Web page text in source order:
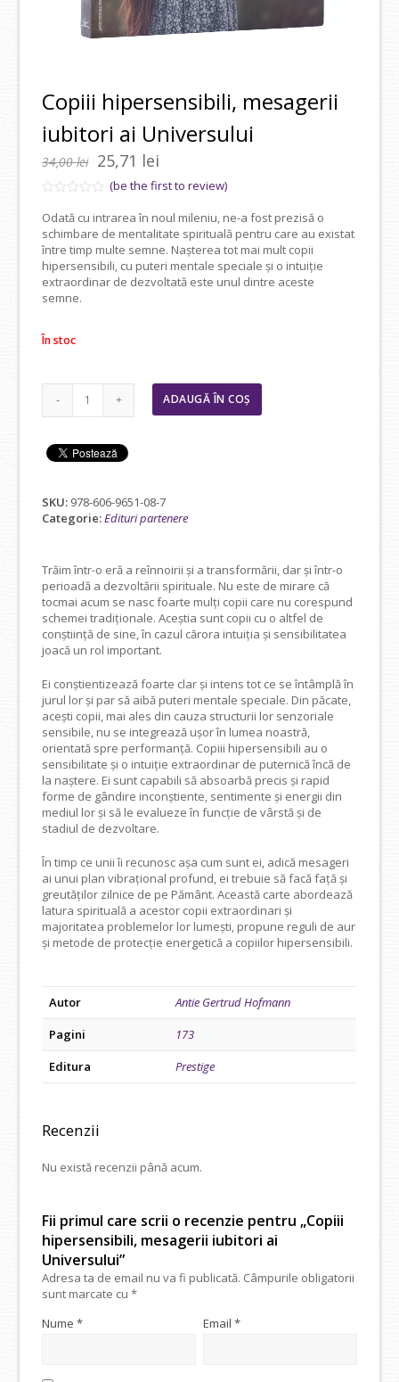
Copiii hipersensibili, mesagerii
iubitori ai Universului
34,00lei Prețul
inițial
fost:
34,00 lei.
25,71 lei
curent
25,71 lei.
la
0
din
5
(be the first to review)
Odată cu intrarea în noul mileniu, ne-a fost prezisă o
schimbare de mentalitate spirituală pentru care au existat
între timp multe semne. Nașterea tot mai mult copii
hipersensibili, cu puteri mentale speciale și o intuiție
extraordinar de dezvoltată este unul dintre aceste
semne.
În stoc
Copiii
iubitori
ADAUGĂ ÎN COȘ
SKU: 978-606-9651-08-7
Categorie:Edituri partenere
Trăim într-o eră a reînnoirii și a transformării, dar și într-o
perioadă a dezvoltării spirituale. Nu este de mirare că
tocmai acum se nasc foarte mulți copii care nu corespund
schemei tradiționale. Aceștia sunt copii cu o altfel de
conștiință de sine, în cazul cărora intuiția și sensibilitatea
joacă un rol important.
Ei conștientizează foarte clar și intens tot ce se întâmplă în
jurul lor și par să aibă puteri mentale speciale. Din păcate,
acești copii, mai ales din cauza structurii lor senzoriale
sensibile, nu se integrează ușor în lumea noastră,
orientată spre performanță. Copiii hipersensibili au o
sensibilitate și o intuiție extraordinar de puternică încă de
la naștere. Ei sunt capabili să absoarbă precis și rapid
forme de gândire inconștiente, sentimente și energii din
mediul lor și să le evalueze în funcție de vârstă și de
stadiul de dezvoltare.
În timp ce unii îi recunosc așa cum sunt ei, adică mesageri
ai unui plan vibrațional profund, ei trebuie să facă față și
greutăților zilnice de pe Pământ. Această carte abordează
latura spirituală a acestor copii extraordinari și
majoritatea problemelor lor lumești, propune reguli de aur
și metode de protecție energetică a copiilor hipersensibili.
Autor
Antie Gertrud Hofmann
Pagini
173
Editura
Prestige
Recenzii
Nu există recenzii până acum.
Fii primul care scrii o recenzie pentru „Copiii
hipersensibili, mesagerii iubitori ai
Universului”
Adresa ta de email nu va fi publicată. Câmpurile obligatorii
sunt marcate cu*
Nume* Email *